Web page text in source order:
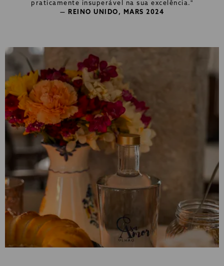
praticamente insuperável na sua excelência."
— REINO UNIDO, MARS 2024